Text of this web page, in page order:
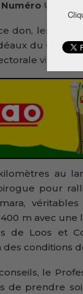
Un
don, les
du Chef
visant à
au
pour
m avec une
de Loos et
des conditions
le
de prendre